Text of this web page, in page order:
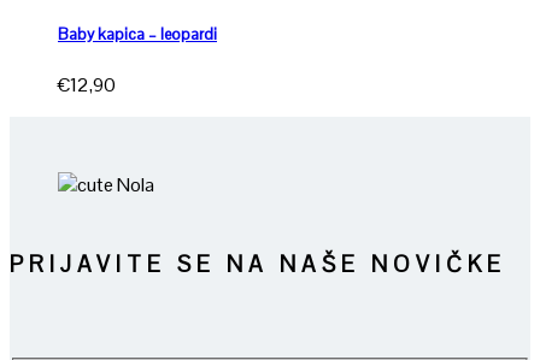
Baby kapica – leopardi
€12,90
PRIJAVITE SE NA NAŠE NOVIČKE